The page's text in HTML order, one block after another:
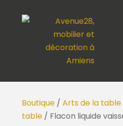
Boutique/ Arts de la table
table/ Flacon liquide